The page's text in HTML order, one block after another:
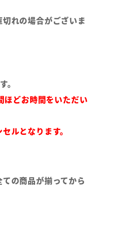
れの場合がございま
。
ほどお時間をいただい
ルとなります。
の商品が揃ってから